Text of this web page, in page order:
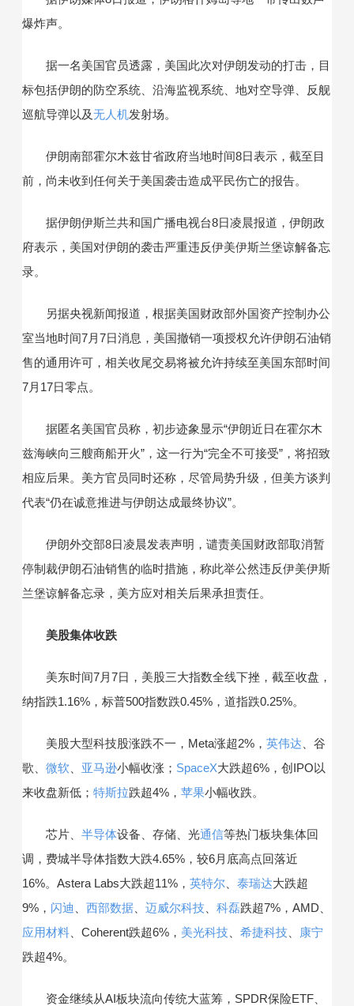
爆炸声。
据一名美国官员透露，美国此次对伊朗发动的打击，目
标包括伊朗的防空系统、沿海监视系统、地对空导弹、反舰
巡航导弹以及无人机发射场。
伊朗南部霍尔木兹甘省政府当地时间8日表示，截至目
前，尚未收到任何关于美国袭击造成平民伤亡的报告。
据伊朗伊斯兰共和国广播电视台8日凌晨报道，伊朗政
府表示，美国对伊朗的袭击严重违反伊美伊斯兰堡谅解备忘
录。
另据央视新闻报道，根据美国财政部外国资产控制办公
室当地时间7月7日消息，美国撤销一项授权允许伊朗石油销
售的通用许可，相关收尾交易将被允许持续至美国东部时间
7月17日零点。
据匿名美国官员称，初步迹象显示“伊朗近日在霍尔木
兹海峡向三艘商船开火”，这一行为“完全不可接受”，将招致
相应后果。美方官员同时还称，尽管局势升级，但美方谈判
代表“仍在诚意推进与伊朗达成最终协议”。
伊朗外交部8日凌晨发表声明，谴责美国财政部取消暂
停制裁伊朗石油销售的临时措施，称此举公然违反伊美伊斯
兰堡谅解备忘录，美方应对相关后果承担责任。
美股集体收跌
美东时间7月7日，美股三大指数全线下挫，截至收盘，
纳指跌1.16%，标普500指数跌0.45%，道指跌0.25%。
美股大型科技股涨跌不一，Meta涨超2%， 英伟达 、谷
歌、 微软、 亚马逊小幅收涨； SpaceX大跌超6%，创IPO以
来收盘新低； 特斯拉跌超4%， 苹果小幅收跌。
芯片、 半导体设备、存储、光通信等热门板块集体回
调，费城半导体指数大跌4.65%，较6月底高点回落近
16%。Astera Labs大跌超11%， 英特尔、 泰瑞达大跌超
9%， 闪迪 西部数据、 迈威尔科技 科磊跌超7%，AMD、
应用材料、Coherent跌超6%， 美光科技 希捷科技
康宁
跌超4%。
资金继续从AI板块流向传统大蓝筹，SPDR保险ETF、